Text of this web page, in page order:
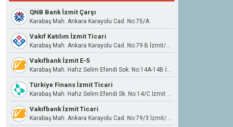
QNB Bank İzmit Çarşı
Karabaş Mah. Ankara Karayolu Cad. No:75/A
Vakıf Katılım İzmit Ticari
Karabaş Mah. Ankara Karayolu Cad. No:79 B İzmit/Kocaeli
Vakıfbank İzmit E-5
Karabaş Mah. Hafız Selim Efendi Sok. No:14A-14B İzmit/Kocaeli
Türkiye Finans İzmit Ticari
Karabaş Mah. Hafız Selim Efendi Sk. No:14/C İzmit Kocaeli
Vakıfbank İzmit Ticari
Karabaş Mah. Ankara Karayolu Cad. No:79/3 İzmit/Kocaeli